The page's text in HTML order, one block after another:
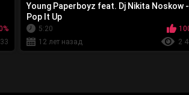
Young Paperboyz feat. Dj Nikita Noskow -
Pop It Up
5:20
12 лет назад
2